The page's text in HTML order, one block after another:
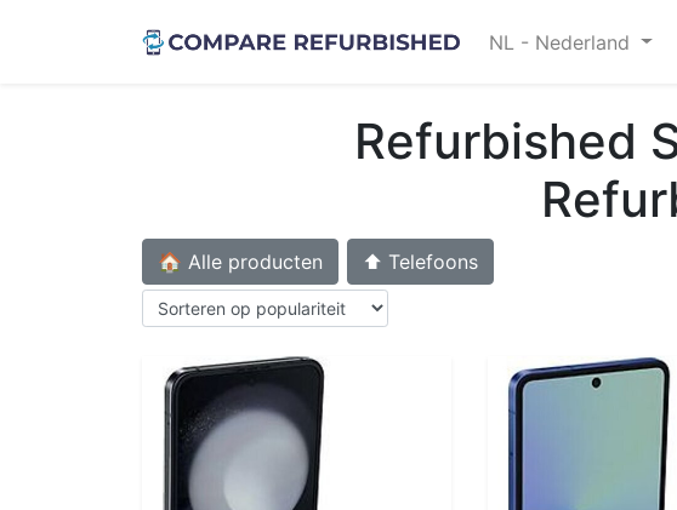
NL - Nederland
Refurbished
🏠 Alle producten ⬆️ Telefoons